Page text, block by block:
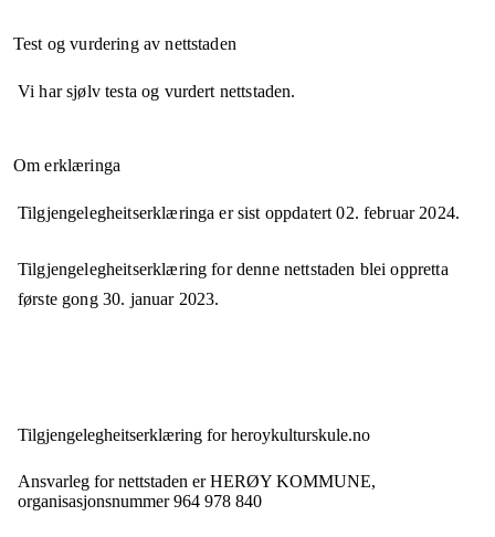
Test og vurdering av nettstaden
Vi har sjølv testa og vurdert nettstaden.
Om erklæringa
Tilgjengelegheitserklæringa er sist oppdatert02. februar 2024.
Tilgjengelegheitserklæring for denne nettstaden blei oppretta
første gong 30. januar 2023.
Tilgjengelegheits­erklæring forheroykulturskule.no
Ansvarleg for nettstaden erHERØY KOMMUNE,
organisasjonsnummer 964 978 840